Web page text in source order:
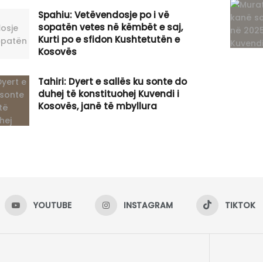
Spahiu: Vetëvendosje po i vë
sopatën vetes në këmbët e saj,
Kurti po e sfidon Kushtetutën e
Kosovës
Tahiri: Dyert e sallës ku sonte do
duhej të konstituohej Kuvendi i
Kosovës, janë të mbyllura
YOUTUBE INSTAGRAM TIKTOK